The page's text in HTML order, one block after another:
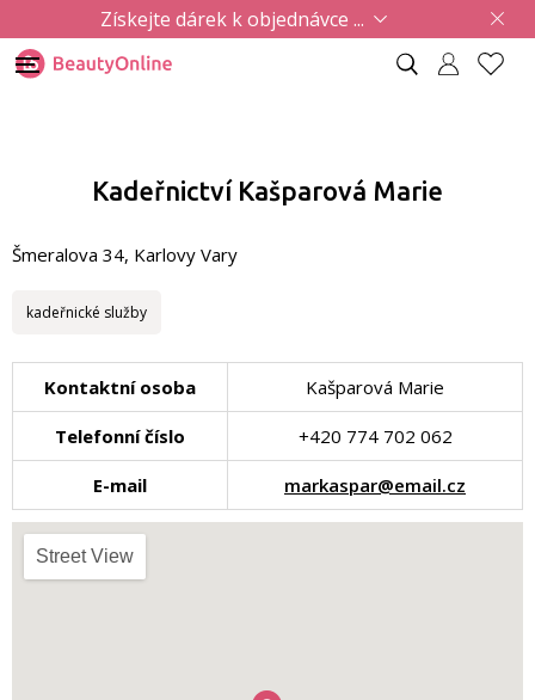
Získejte dárek k objednávce ...
Kadeřnictví Kašparová Marie
Šmeralova 34, Karlovy Vary
kadeřnické služby
Kontaktní osoba Kašparová Marie
Telefonní číslo +420 774 702 062
E-mail markaspar@email.cz
Street View